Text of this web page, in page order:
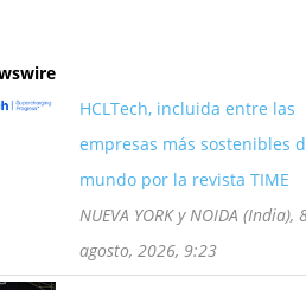
HCLTech, incluida entre las
empresas más sostenibles
mundo por la revista TIME
NUEVA YORK y NOIDA (India),
agosto, 2026, 9:23